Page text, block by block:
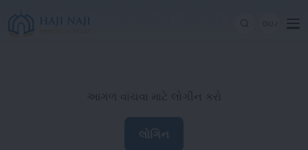
GUJ
લોગિન